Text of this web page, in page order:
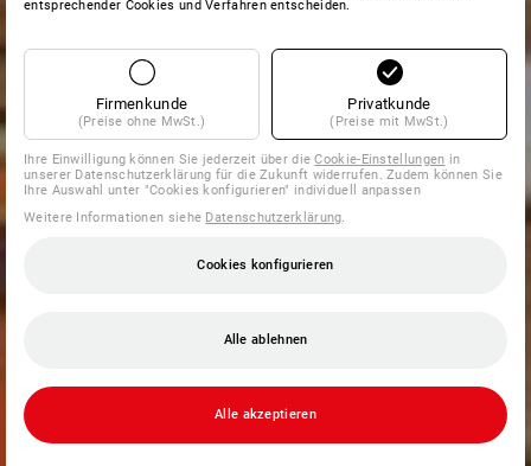
entsprechender Cookies und Verfahren entscheiden.
Firmenkunde
(Preise ohne MwSt.)
Privatkunde
(Preise mit MwSt.)
Ihre Einwilligung können Sie jederzeit über dieCookie-Einstellungen in
unserer Datenschutzerklärung für die Zukunft widerrufen. Zudem können Sie
Ihre Auswahl unter "Cookies konfigurieren" individuell anpassen
Weitere Informationen siehe Datenschutzerklärung.
Cookies konfigurieren
Alle ablehnen
Alle akzeptieren